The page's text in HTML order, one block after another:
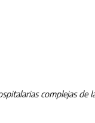
complejas de